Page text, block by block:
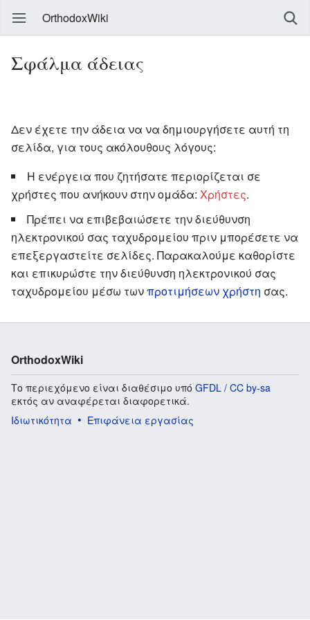
OrthodoxWiki
Σφάλμα άδειας
Δεν έχετε την άδεια να να δημιουργήσετε αυτή τη
σελίδα, για τους ακόλουθους λόγους:
Η ενέργεια που ζητήσατε περιορίζεται σε
χρήστες που ανήκουν στην ομάδα: Χρήστες.
Πρέπει να επιβεβαιώσετε την διεύθυνση
ηλεκτρονικού σας ταχυδρομείου πριν μπορέσετε να
επεξεργαστείτε σελίδες. Παρακαλούμε καθορίστε
και επικυρώστε την διεύθυνση ηλεκτρονικού σας
ταχυδρομείου μέσω τωνπροτιμήσεων χρήστη σας.
OrthodoxWiki
Το περιεχόμενο είναι διαθέσιμο υπό GFDL / CC by-sa
εκτός αν αναφέρεται διαφορετικά.
Ιδιωτικότητα
Επιφάνεια εργασίας